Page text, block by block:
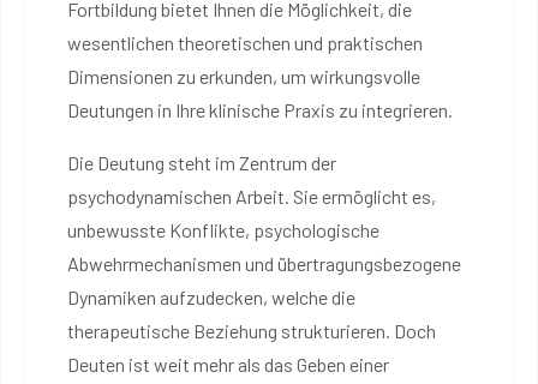
Fortbildung bietet Ihnen die Möglichkeit, die
wesentlichen theoretischen und praktischen
Dimensionen zu erkunden, um wirkungsvolle
Deutungen in Ihre klinische Praxis zu integrieren.
Die Deutung steht im Zentrum der
psychodynamischen Arbeit. Sie ermöglicht es,
unbewusste Konflikte, psychologische
Abwehrmechanismen und übertragungsbezogene
Dynamiken aufzudecken, welche die
therapeutische Beziehung strukturieren. Doch
Deuten ist weit mehr als das Geben einer